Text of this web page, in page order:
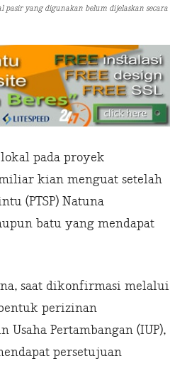
pasir yang digunakan belum dijelaskan secara
pada proyek
kian menguat setelah
(PTSP) Natuna
batu yang mendapat
saat dikonfirmasi melalui
perizinan
Usaha Pertambangan (IUP),
persetujuan